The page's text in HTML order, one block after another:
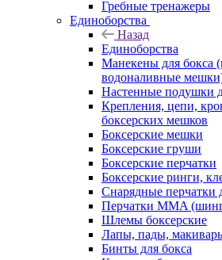
Гребные тренажеры
Единоборства
Назад
Единоборства
Манекены для бокса
водоналивные
Настенные подушки
Крепления, цепи,
боксерских мешков
Боксерские мешки
Боксерские груши
Боксерские перчатки
Боксерские ринги,
Снарядные перчатки
Перчатки MMA
Шлемы боксерские
Лапы, пады,
Бинты для бокса